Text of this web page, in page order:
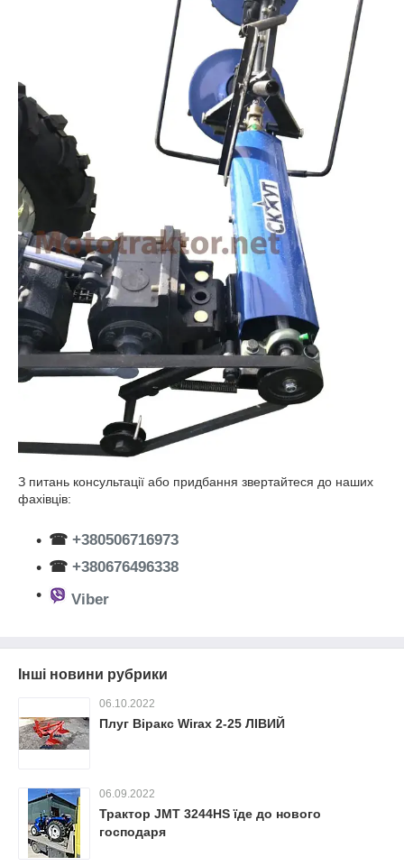
З питань консультації або придбання звертайтеся до наших
фахівців:
☎ +380506716973
☎ +380676496338
Viber
Інші новини рубрики
06.10.2022
Плуг Віракс Wirax 2-25 ЛІВИЙ
06.09.2022
Трактор JMT 3244HS їде до нового
господаря